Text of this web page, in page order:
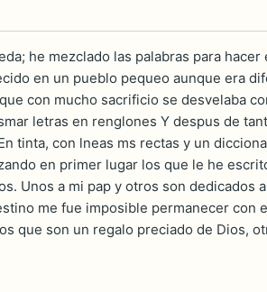
he mezclado las palabras para
en un pueblo pequeo aunque era
con mucho sacrificio se desvelaba
letras en renglones Y despus de
tinta, con lneas ms rectas y un
en primer lugar los que le he
Unos a mi pap y otros son dedicados
me fue imposible permanecer con
que son un regalo preciado de Dios,